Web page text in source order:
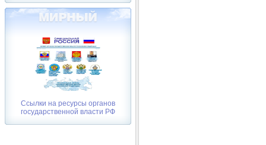
Ссылки на ресурсы органов
государственной власти РФ